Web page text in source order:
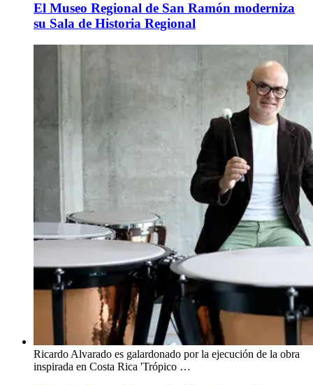
El Museo Regional de San Ramón moderniza
su Sala de Historia Regional
Ricardo Alvarado es galardonado por la ejecución de la obra
inspirada en Costa Rica 'Trópico …